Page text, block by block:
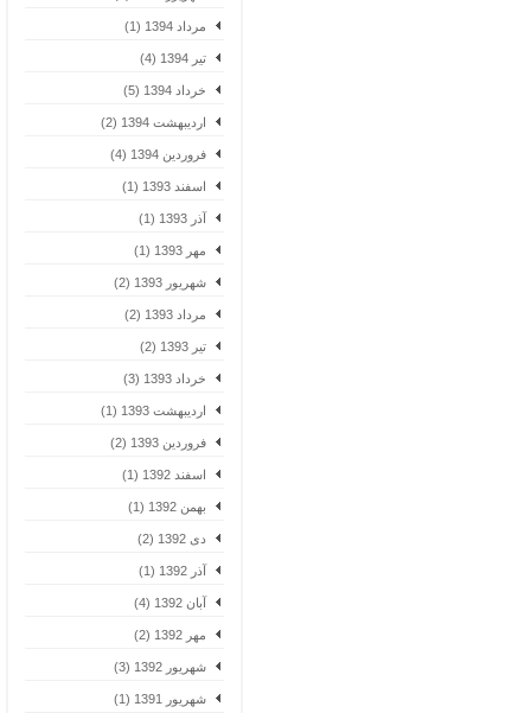
مرداد 1394 (1)
تیر 1394 (4)
خرداد 1394 (5)
اردیبهشت 1394 (2)
فروردین 1394 (4)
اسفند 1393 (1)
آذر 1393 (1)
مهر 1393 (1)
شهریور 1393 (2)
مرداد 1393 (2)
تیر 1393 (2)
خرداد 1393 (3)
اردیبهشت 1393 (1)
فروردین 1393 (2)
اسفند 1392 (1)
بهمن 1392 (1)
دی 1392 (2)
آذر 1392 (1)
آبان 1392 (4)
مهر 1392 (2)
شهریور 1392 (3)
شهریور 1391 (1)